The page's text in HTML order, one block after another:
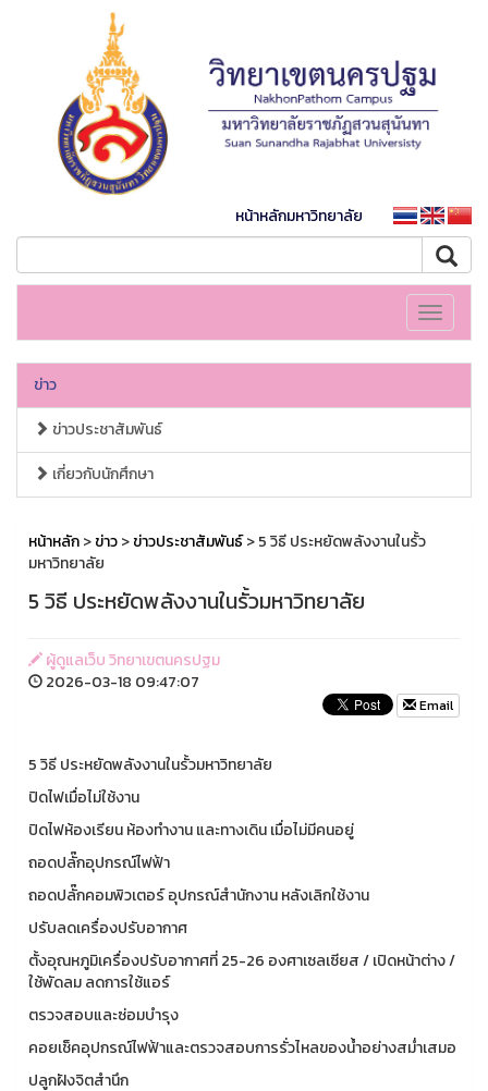
หน้าหลักมหาวิทยาลัย
Toggle
ข่าว
ข่าวประชาสัมพันธ์
เกี่ยวกับนักศึกษา
หน้าหลัก>ข่าว>ข่าวประชาสัมพันธ์> 5 วิธี ประหยัดพลังงานในรั้ว
มหาวิทยาลัย
5 วิธี ประหยัดพลังงานในรั้วมหาวิทยาลัย
ผู้ดูแลเว็บ วิทยาเขตนครปฐม
2026-03-18 09:47:07
Email
5 วิธี ประหยัดพลังงานในรั้วมหาวิทยาลัย
ปิดไฟเมื่อไม่ใช้งาน
ปิดไฟห้องเรียน ห้องทำงาน และทางเดิน เมื่อไม่มีคนอยู่
ถอดปลั๊กอุปกรณ์ไฟฟ้า
ถอดปลั๊กคอมพิวเตอร์ อุปกรณ์สำนักงาน หลังเลิกใช้งาน
ปรับลดเครื่องปรับอากาศ
ตั้งอุณหภูมิเครื่องปรับอากาศที่ 25-26 องศาเซลเซียส / เปิดหน้าต่าง /
ใช้พัดลม ลดการใช้แอร์
ตรวจสอบและซ่อมบำรุง
คอยเช็คอุปกรณ์ไฟฟ้าและตรวจสอบการรั่วไหลของน้ำอย่างสม่ำเสมอ
ปลูกฝังจิตสำนึก